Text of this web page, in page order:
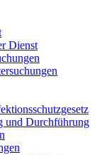
Dienst
und Durchführung